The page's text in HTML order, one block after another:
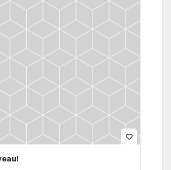
favorite_border